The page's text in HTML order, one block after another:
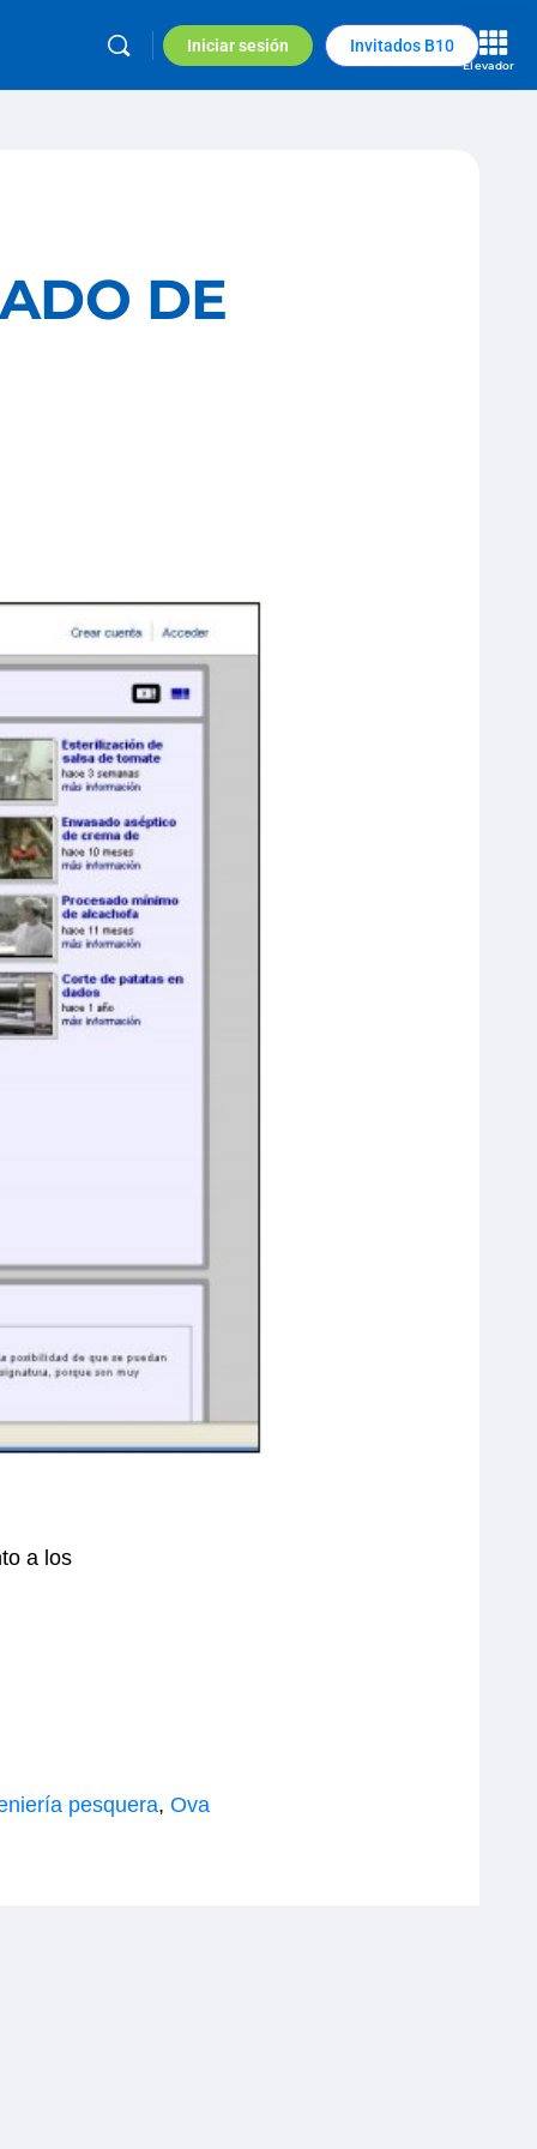
Iniciar sesión Invitados B10
DE
a los
pesquera, Ova
Elevador